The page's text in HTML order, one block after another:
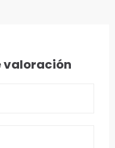
valoración